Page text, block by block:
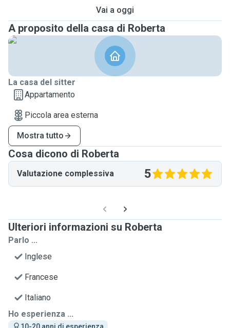
Vai a oggi
A proposito della casa di Roberta
La casa del sitter
Appartamento
Piccola area esterna
Mostra tutto
Cosa dicono di Roberta
Valutazione complessiva 5
Ulteriori informazioni su Roberta
Parlo ...
Inglese
Francese
Italiano
Ho esperienza ...